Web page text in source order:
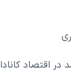
اقتصاد کانادا